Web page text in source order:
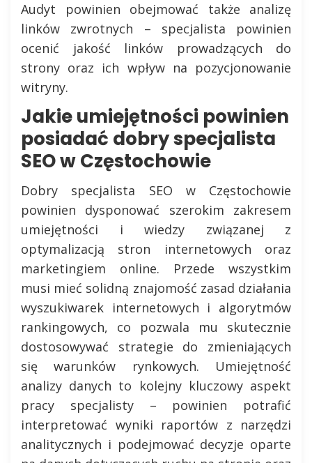
Audyt powinien obejmować także analizę
linków zwrotnych – specjalista powinien
ocenić jakość linków prowadzących do
strony oraz ich wpływ na pozycjonowanie
witryny.
Jakie umiejętności powinien
posiadać dobry specjalista
SEO w Częstochowie
Dobry specjalista SEO w Częstochowie
powinien dysponować szerokim zakresem
umiejętności i wiedzy związanej z
optymalizacją stron internetowych oraz
marketingiem online. Przede wszystkim
musi mieć solidną znajomość zasad działania
wyszukiwarek internetowych i algorytmów
rankingowych, co pozwala mu skutecznie
dostosowywać strategie do zmieniających
się warunków rynkowych. Umiejętność
analizy danych to kolejny kluczowy aspekt
pracy specjalisty – powinien potrafić
interpretować wyniki raportów z narzędzi
analitycznych i podejmować decyzje oparte